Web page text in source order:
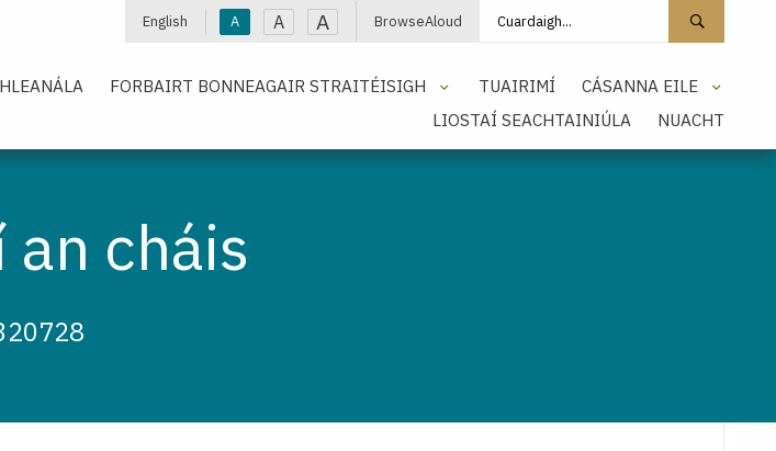
English A A A BrowseAloud Cuardaigh láithreán
FORBAIRT BONNEAGAIR STRAITÉISIGH TUAIRIMÍ
CÁSANNA EILE
LIOSTAÍ SEACHTAINIÚLA
NUACHT
an cháis